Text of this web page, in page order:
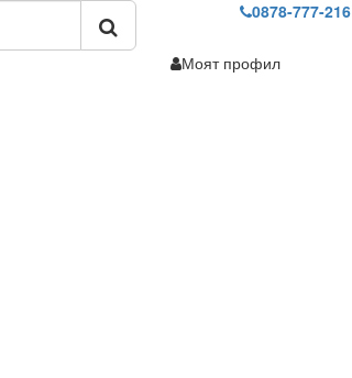
0878-777-216
Моят профил